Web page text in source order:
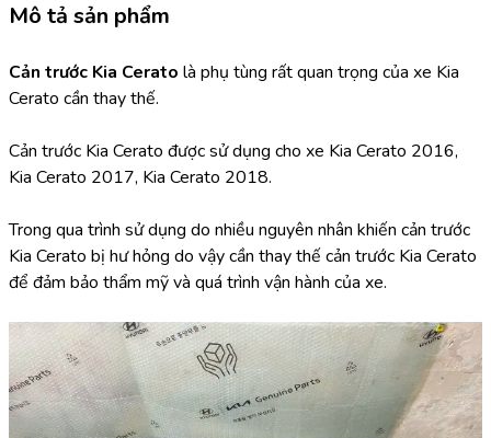
Mô tả sản phẩm
Cản trước Kia Cerato là phụ tùng rất quan trọng của xe Kia
Cerato cần thay thế.
Cản trước Kia Cerato được sử dụng cho xe Kia Cerato 2016,
Kia Cerato 2017, Kia Cerato 2018.
Trong qua trình sử dụng do nhiều nguyên nhân khiến cản trước
Kia Cerato bị hư hỏng do vậy cần thay thế cản trước Kia Cerato
để đảm bảo thẩm mỹ và quá trình vận hành của xe.